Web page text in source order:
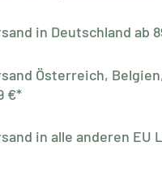
in Deutschland ab
Österreich,
€*
in alle anderen EU